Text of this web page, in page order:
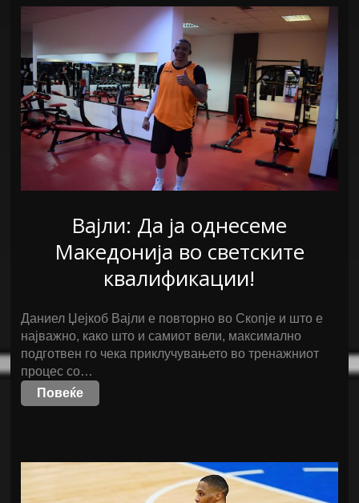
Вајли: Да ја однесеме
Македонија во светските
квалификации!
Даниел Џејкоб Вајли е повторно во Скопје и што е
најважно, како што и самиот вели, максимално
подготвен го чека приклучувањето во тренажниот
процес со…
Повеќе